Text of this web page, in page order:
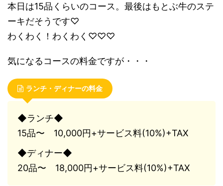
本日は15品くらいのコース。最後はもとぶ牛のステ
ーキだそうです♡
わくわく！わくわく♡♡♡
気になるコースの料金ですが・・・
ランチ・ディナーの料金
◆ランチ◆
15品〜 10,000円+サービス料(10%)+TAX
◆ディナー◆
20品〜 18,000円+サービス料(10%)+TAX